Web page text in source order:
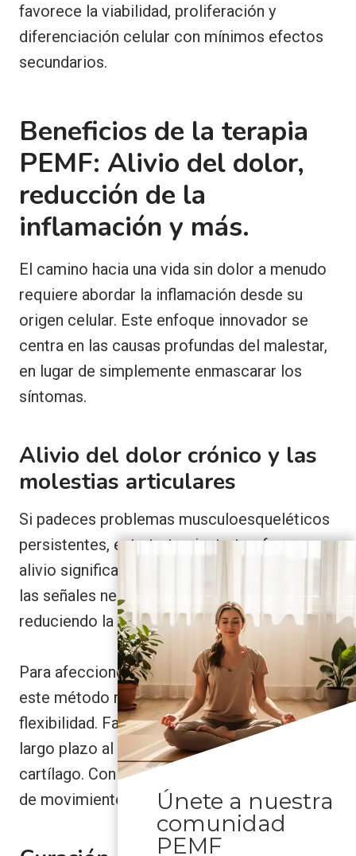
favorece la viabilidad, proliferación y
diferenciación celular con mínimos efectos
secundarios.
Beneficios de la terapia
PEMF: Alivio del dolor,
reducción de la
inflamación y más.
El camino hacia una vida sin dolor a menudo
requiere abordar la inflamación desde su
origen celular. Este enfoque innovador se
centra en las causas profundas del malestar,
en lugar de simplemente enmascarar los
síntomas.
Alivio del dolor crónico y las
molestias articulares
Si padeces problemas musculoesqueléticos
persistentes, este tratamiento te ofrece un
alivio significativo. La terapia actúa calmando
las señales nerviosas hiperactivas y
reduciendo la inflamación en todo el cuerpo.
Para afecciones articulares como la artritis,
este método reduce la rigidez y mejora la
flexibilidad. Favorece la salud articular a
largo plazo al optimizar la nutrición del
cartílago. Con el uso constante, su amplitud
de movimiento puede mejorar notablemente.
Únete a nuestra
comunidad
PEMF